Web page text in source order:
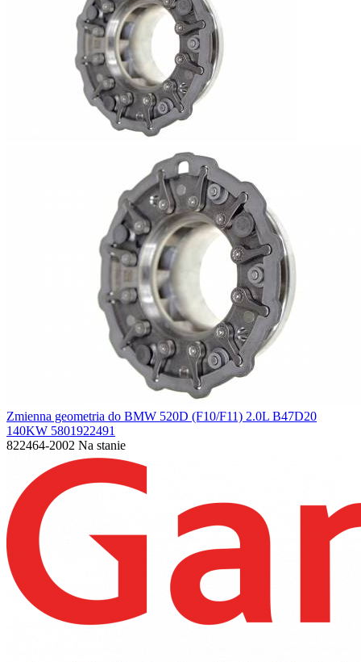
Zmienna geometria do BMW 520D (F10/F11) 2.0L B47D20
140KW 5801922491
822464-2002 Na stanie